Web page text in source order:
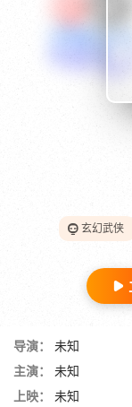
{if
28
玄幻武侠
导演：
未知
主演：
未知
上映：
未知